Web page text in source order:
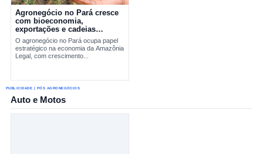
Agronegócio no Pará cresce
com bioeconomia,
exportações e cadeias
produtivas estratégicas
O agronegócio no Pará ocupa papel
estratégico na economia da Amazônia
Legal, com crescimento...
PUBLICIDADE | PÓS AGRONEGÓCIOS
Auto e Motos